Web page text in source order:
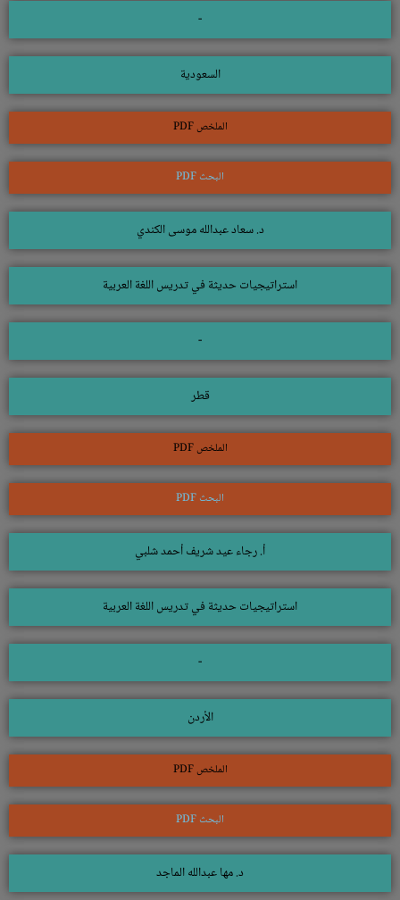
-
السعودية
الملخص PDF
البحث PDF
د. سعاد عبدالله موسى الكندي
استراتيجيات حديثة في تدريس اللغة العربية
-
قطر
الملخص PDF
البحث PDF
أ. رجاء عيد شريف أحمد شلبي
استراتيجيات حديثة في تدريس اللغة العربية
-
الأردن
الملخص PDF
البحث PDF
د. مها عبدالله الماجد